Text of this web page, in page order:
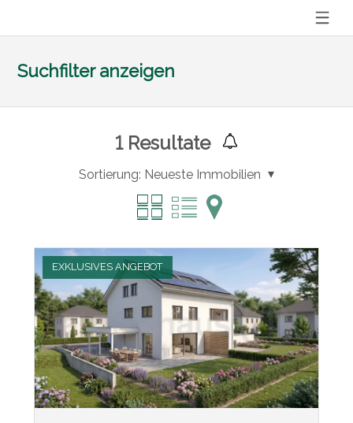
Suchfilter anzeigen
1Resultate
Sortierung: Neueste Immobilien
EXKLUSIVES ANGEBOT